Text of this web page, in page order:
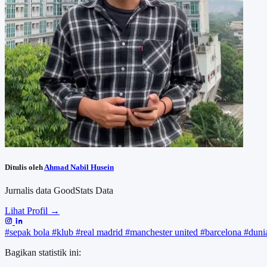
Ditulis oleh Ahmad Nabil Husein
Jurnalis data GoodStats Data
Lihat Profil →
#sepak bola #klub #real madrid #manchester united #barcelona
Bagikan statistik ini: